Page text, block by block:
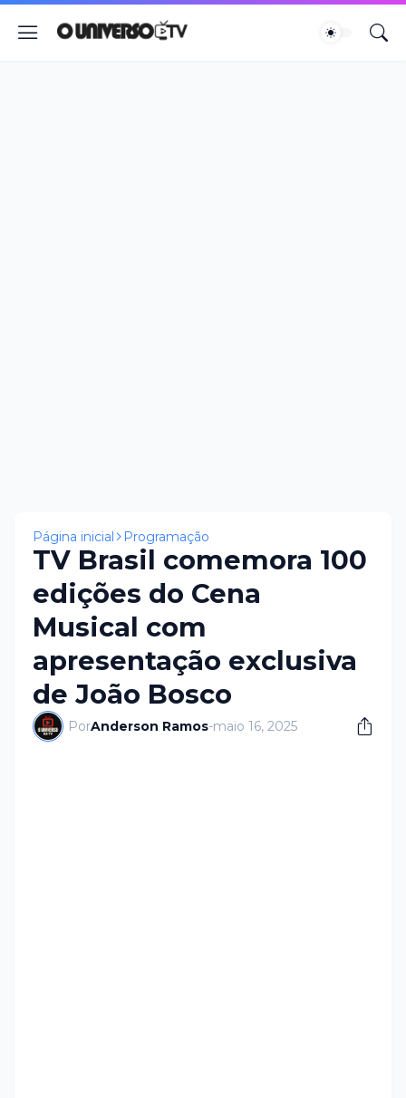
Página inicial Programação
TV Brasil comemora 100
edições do Cena
Musical com
apresentação exclusiva
de João Bosco
PorAnderson Ramos-maio 16, 2025